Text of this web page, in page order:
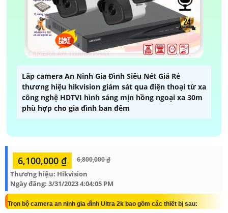
Lắp camera An Ninh Gia Đình Siêu Nét Giá Rẻ
thương hiệu hikvision giám sát qua điện thoại từ xa
công nghệ HDTVI hình sáng mịn hồng ngoại xa 30m
phù hợp cho gia đình ban đêm
6,100,000 ₫ 6,800,000 ₫
Thương hiệu: Hikvision
Ngày đăng: 3/31/2023 4:04:05 PM
Trọn bộ camera an ninh gia đình Ultra 2k bao gồm các thiết bị sau: